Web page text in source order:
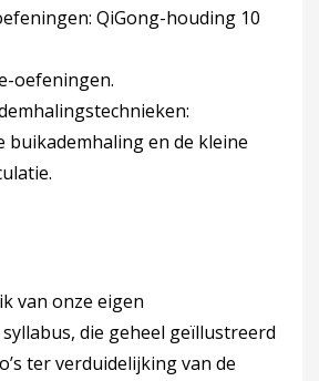
QiGong-houding 10
oefeningen.
buikademhaling en de kleine
van onze eigen
die geheel geïllustreerd
ter verduidelijking van de